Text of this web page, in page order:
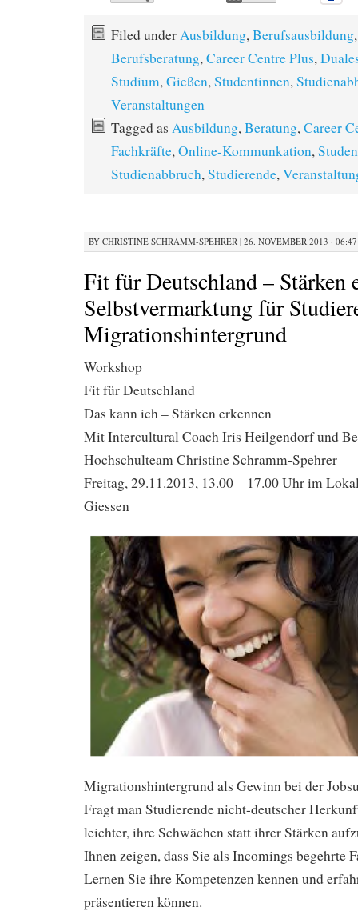
Filed underAusbildung,Berufsausbildung,
Berufsberatung,Career Centre Plus,
Studium,Gießen,Studentinnen,
Veranstaltungen
Tagged as Ausbildung,Beratung,Career
Fachkräfte,Online-Kommunkation,
Studienabbruch,Studierende,
BY CHRISTINE SCHRAMM-SPEHRER | 26. NOVEMBER 2013 · 06:47
Fit für Deutschland – Stärken
Selbstvermarktung für
Migrationshintergrund
Workshop
Fit für Deutschland
Das kann ich – Stärken erkennen
Mit Intercultural Coach Iris Heilgendorf und
Hochschulteam Christine Schramm-Spehrer
Freitag, 29.11.2013, 13.00 – 17.00 Uhr im
Giessen
Migrationshintergrund als Gewinn bei der
Fragt man Studierende nicht-deutscher
leichter, ihre Schwächen statt ihrer Stärken
Ihnen zeigen, dass Sie als Incomings begehrte
Lernen Sie ihre Kompetenzen kennen und
präsentieren können.